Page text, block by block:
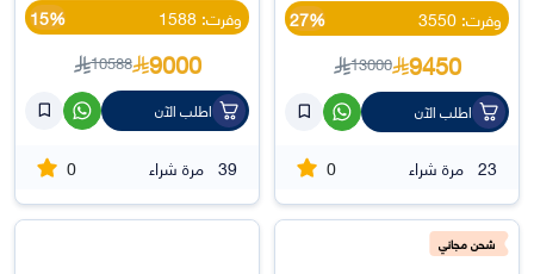
وفرت: 3550 27%
9450
13000
اطلب الآن
23 مرة شراء 0
وفرت: 1588
15%
9000
10588
اطلب الآن
39 مرة شراء 0
شحن مجاني